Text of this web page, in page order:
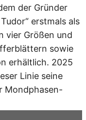
der Gründer
erstmals als
vier Größen und
sowie
erhältlich. 2025
Linie seine
Mondphasen-